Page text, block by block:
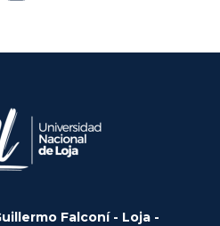
Falconí - Loja -